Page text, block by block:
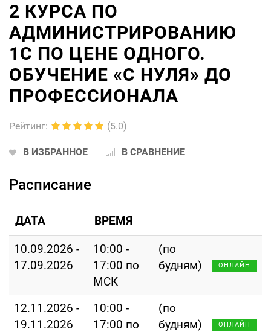
2 КУРСА ПО
АДМИНИСТРИРОВАНИЮ
1С ПО ЦЕНЕ ОДНОГО.
ОБУЧЕНИЕ «С НУЛЯ» ДО
ПРОФЕССИОНАЛА
Рейтинг: (5.0)
В ИЗБРАННОЕ В СРАВНЕНИЕ
Расписание
ДАТА ВРЕМЯ
10.09.2026 -
17.09.2026
10:00 -
17:00 по
МСК
(по
будням)
ОНЛАЙН
12.11.2026 -
19.11.2026
10:00 -
17:00 по
(по
будням)
ОНЛАЙН